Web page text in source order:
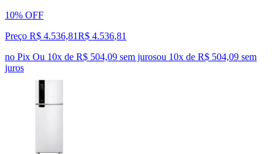
10% OFF
Preço R$ 4.536,81R$ 4.536,81
no Pix Ou 10x de R$ 504,09 sem jurosou 10x de R$ 504,09 sem
juros